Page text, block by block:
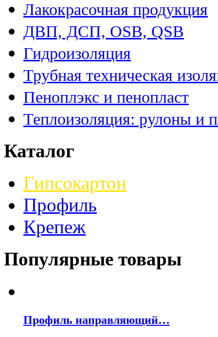
Лакокрасочная продукция
ДВП, ДСП, OSB, QSB
Гидроизоляция
Трубная техническая
Пеноплэкс и пенопласт
Теплоизоляция: рулоны и
Каталог
Гипсокартон
Профиль
Крепеж
Популярные товары
Профиль направляющий…